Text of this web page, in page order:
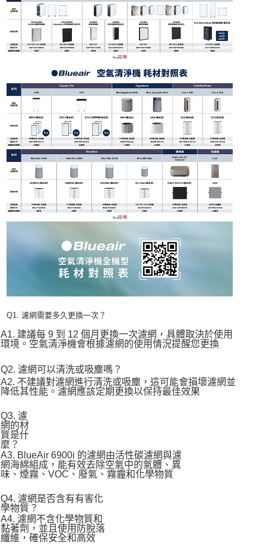
Q1. 濾網需要多久更換一次？
A1. 建議每 9 到 12 個月更換一次濾網，具體取決於使用
環境。空氣清淨機會根據濾網的使用情況提醒您更換
Q2. 濾網可以清洗或吸塵嗎？
A2. 不建議對濾網進行清洗或吸塵，這可能會損壞濾網並
降低其性能。濾網應該定期更換以保持最佳效果
Q3. 濾
網的材
質是什
麼？
A3. BlueAir 6900i 的濾網由活性碳濾網與濾
網海綿組成，能有效去除空氣中的氣體、異
味、煙霧、VOC、廢氣、霧霾和化學物質
Q4. 濾網是否含有有害化
學物質？
A4. 濾網不含化學物質和
黏著劑，並且使用防脫落
纖維，確保安全和高效